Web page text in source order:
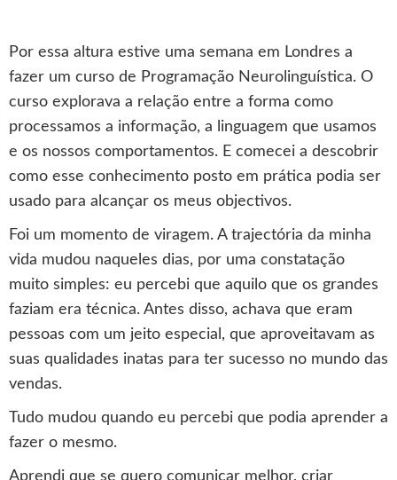
Por essa altura estive uma semana em Londres a
fazer um curso de Programação Neurolinguística. O
curso explorava a relação entre a forma como
processamos a informação, a linguagem que usamos
e os nossos comportamentos. E comecei a descobrir
como esse conhecimento posto em prática podia ser
usado para alcançar os meus objectivos.
Foi um momento de viragem. A trajectória da minha
vida mudou naqueles dias, por uma constatação
muito simples: eu percebi que aquilo que os grandes
faziam era técnica. Antes disso, achava que eram
pessoas com um jeito especial, que aproveitavam as
suas qualidades inatas para ter sucesso no mundo das
vendas.
Tudo mudou quando eu percebi que podia aprender a
fazer o mesmo.
Aprendi que se quero comunicar melhor, criar